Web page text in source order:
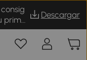
prime
Descargar